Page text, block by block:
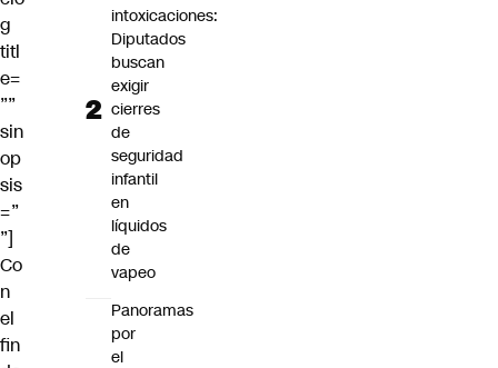
g
titl
e=
””
sin
op
sis
=”
”]
Co
n
el
fin
intoxicaciones:
Diputados
buscan
exigir
cierres
de
seguridad
infantil
en
líquidos
de
vapeo
Panoramas
por
el